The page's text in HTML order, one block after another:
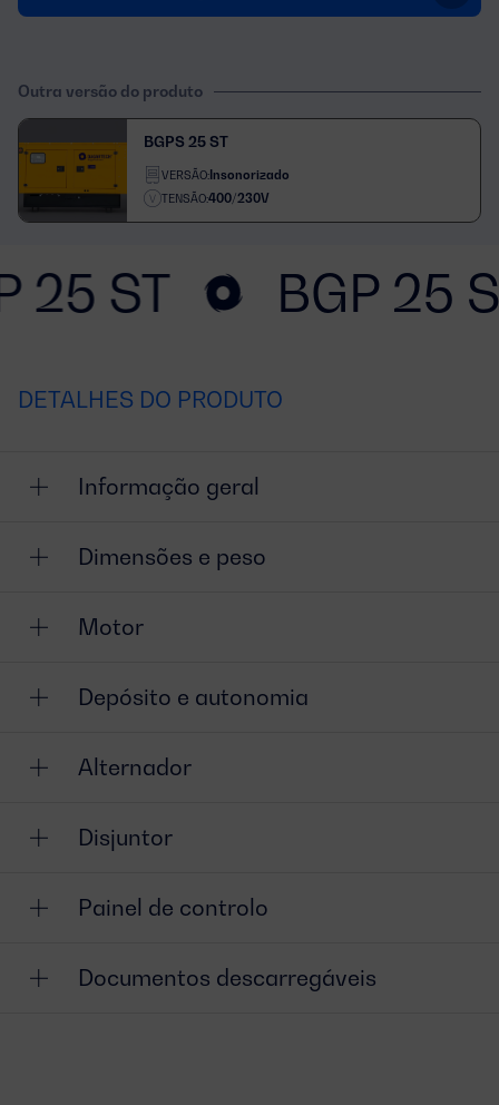
Outra versão do produto
BGPS 25 ST
VERSÃO:Insonorizado
TENSÃO:400/230V
25 ST BGP 25
DETALHES DO PRODUTO
Informação geral
Dimensões e peso
Motor
Depósito e autonomia
Alternador
Disjuntor
Painel de controlo
Documentos descarregáveis